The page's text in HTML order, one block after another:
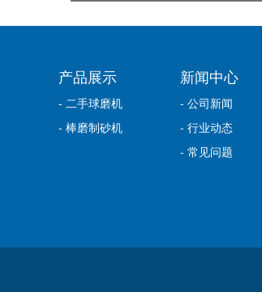
产品展示
- 二手球磨机
- 棒磨制砂机
新闻中心
- 公司新闻
- 行业动态
- 常见问题